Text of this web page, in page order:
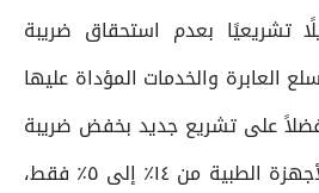
تشريعيًا بعدم استحقاق ضريبة
العابرة والخدمات المؤداة عليها
فضلاً على تشريع جديد بخفض ضريبة
القيمة المضافة على الأجهزة الطبية من ١٤٪ إلى ٥٪ فقط،